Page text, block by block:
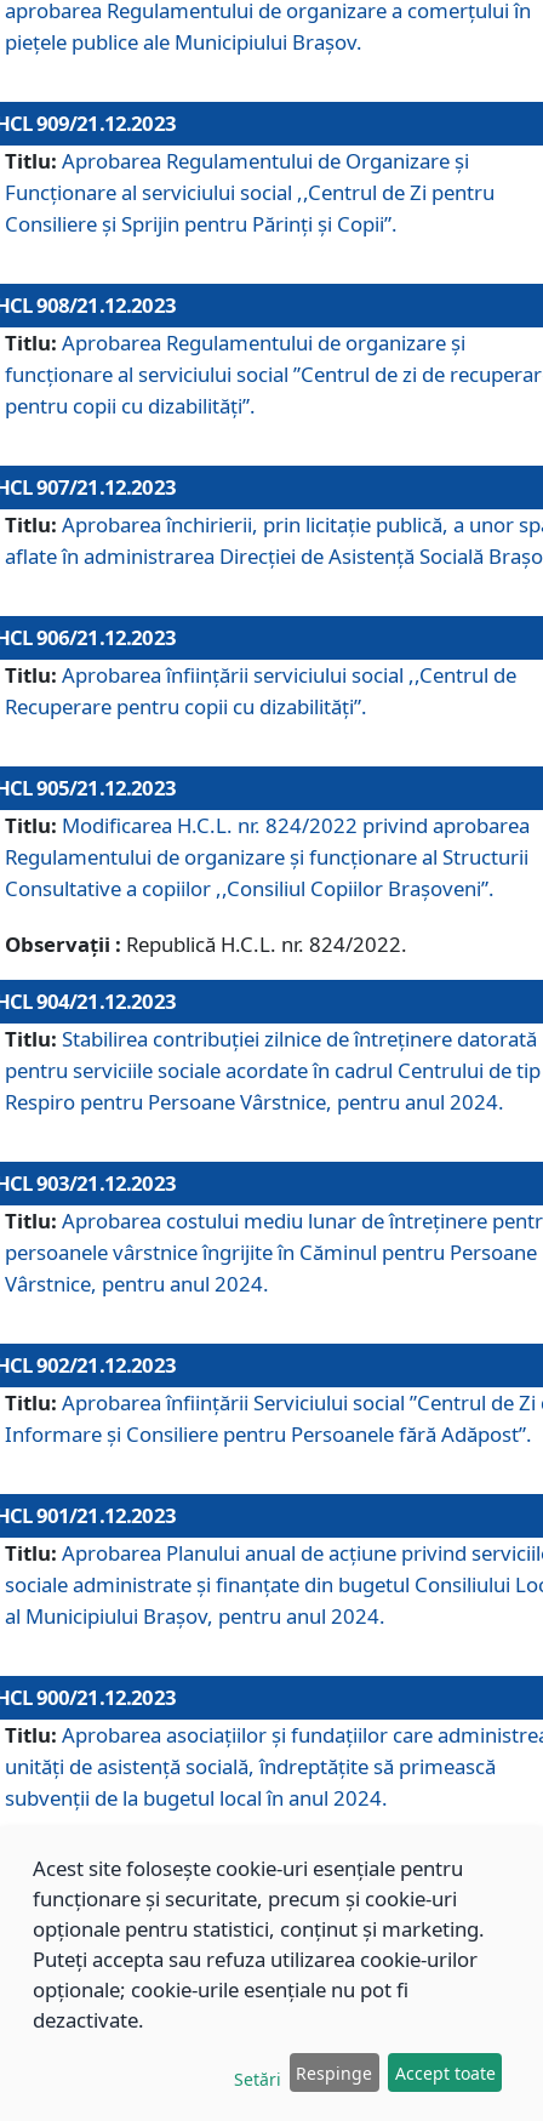
aprobarea Regulamentului de organizare a comerțului în
piețele publice ale Municipiului Braşov.
909/21.12.2023
Titlu: Aprobarea Regulamentului de Organizare și
Funcționare al serviciului social ,,Centrul de Zi pentru
Consiliere şi Sprijin pentru Părinţi şi Copii”.
908/21.12.2023
Titlu: Aprobarea Regulamentului de organizare şi
funcţionare al serviciului social ”Centrul de zi de
pentru copii cu dizabilități”.
907/21.12.2023
Titlu: Aprobarea închirierii, prin licitație publică, a unor
aflate în administrarea Direcției de Asistență Socială
906/21.12.2023
Titlu: Aprobarea înființării serviciului social ,,Centrul de
Recuperare pentru copii cu dizabilități”.
905/21.12.2023
Titlu: Modificarea H.C.L. nr. 824/2022 privind aprobarea
Regulamentului de organizare şi funcţionare al Structurii
Consultative a copiilor ,,Consiliul Copiilor Braşoveni”.
Observații : Republică H.C.L. nr. 824/2022.
904/21.12.2023
Titlu: Stabilirea contribuţiei zilnice de întreținere datorată
pentru serviciile sociale acordate în cadrul Centrului de tip
Respiro pentru Persoane Vârstnice, pentru anul 2024.
903/21.12.2023
Titlu: Aprobarea costului mediu lunar de întreţinere
persoanele vârstnice îngrijite în Căminul pentru Persoane
Vârstnice, pentru anul 2024.
902/21.12.2023
Titlu: Aprobarea înființării Serviciului social ”Centrul de Zi
Informare și Consiliere pentru Persoanele fără Adăpost”.
901/21.12.2023
Titlu: Aprobarea Planului anual de acțiune privind
sociale administrate și finanțate din bugetul Consiliului
al Municipiului Brașov, pentru anul 2024.
900/21.12.2023
Titlu: Aprobarea asociațiilor şi fundațiilor care
unități de asistenţă socială, îndreptăţite să primească
subvenţii de la bugetul local în anul 2024.
899/21.12.2023
Aprobarea standardelor de cost pentru serviciile
sociale furnizate în cadrul Direcției de Asistență Socială
Brașov, pentru anul 2024.
Modificarea Anexei la H.C.L. nr. 91 din 09.02.2018,
Acest site folosește cookie-uri esențiale pentru
funcționare și securitate, precum și cookie-uri
opționale pentru statistici, conținut și marketing.
Puteți accepta sau refuza utilizarea cookie-urilor
opționale; cookie-urile esențiale nu pot fi
dezactivate.
Setări Respinge Accept toate